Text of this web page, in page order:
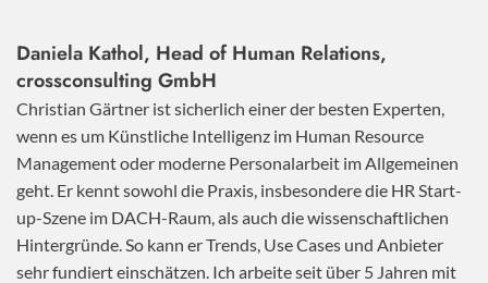
Daniela Kathol, Head of Human Relations,
crossconsulting GmbH
Christian Gärtner ist sicherlich einer der besten Experten,
wenn es um Künstliche Intelligenz im Human Resource
Management oder moderne Personalarbeit im Allgemeinen
geht. Er kennt sowohl die Praxis, insbesondere die HR Start-
up-Szene im DACH-Raum, als auch die wissenschaftlichen
Hintergründe. So kann er Trends, Use Cases und Anbieter
sehr fundiert einschätzen. Ich arbeite seit über 5 Jahren mit